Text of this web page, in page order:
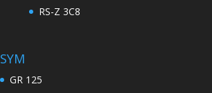
RS-Z 3C8
SYM
GR 125